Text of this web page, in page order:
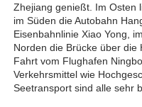
Zhejiang genießt. Im Osten
im Süden die Autobahn
Eisenbahnlinie Xiao Yong,
Norden die Brücke über die
Fahrt vom Flughafen
Verkehrsmittel wie
Seetransport sind alle sehr